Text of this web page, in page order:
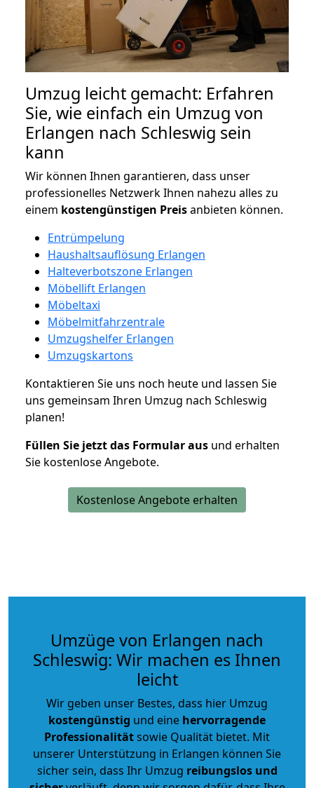
Umzug leicht gemacht: Erfahren
Sie, wie einfach ein Umzug von
Erlangen nach Schleswig sein
kann
Wir können Ihnen garantieren, dass unser
professionelles Netzwerk Ihnen nahezu alles zu
einem kostengünstigen Preisanbieten können.
Entrümpelung
Haushaltsauflösung Erlangen
Halteverbotszone Erlangen
Möbellift Erlangen
Möbeltaxi
Möbelmitfahrzentrale
Umzugshelfer Erlangen
Umzugskartons
Kontaktieren Sie uns noch heute und lassen Sie
uns gemeinsam Ihren Umzug nach Schleswig
planen!
Füllen Sie jetzt das Formular aus und erhalten
Sie kostenlose Angebote.
Kostenlose Angebote erhalten
Umzüge von Erlangen nach
Schleswig: Wir machen es Ihnen
leicht
Wir geben unser Bestes, dass hier Umzug
kostengünstig und eine hervorragende
Professionalitätsowie Qualität bietet. Mit
unserer Unterstützung in Erlangen können Sie
sicher sein, dass Ihr Umzug reibungslos und